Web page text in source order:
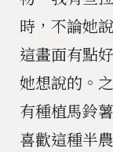
時，不論她
這畫面有點
她想說的。
有種植馬鈴
喜歡這種半